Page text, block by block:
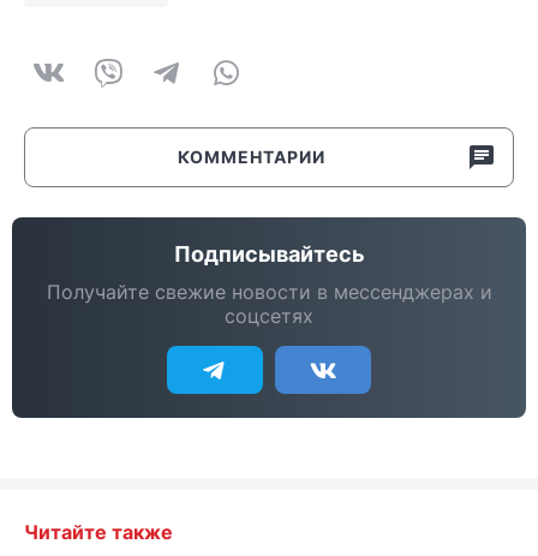
КОММЕНТАРИИ
Подписывайтесь
Получайте свежие новости в мессенджерах и
соцсетях
Читайте также